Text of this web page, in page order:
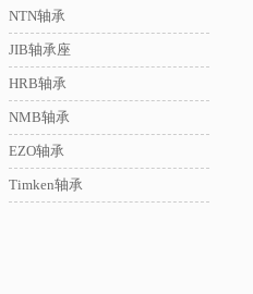
NTN轴承
JIB轴承座
HRB轴承
NMB轴承
EZO轴承
Timken轴承